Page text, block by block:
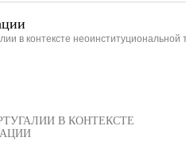
в контексте
В КОНТЕКСТЕ